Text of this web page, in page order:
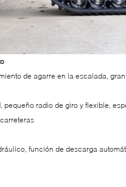
de agarre en la escalada,
pequeño radio de giro y flexible,
función de descarga